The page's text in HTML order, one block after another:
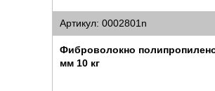
Артикул: 0002801n
Фиброволокно
мм 10 кг